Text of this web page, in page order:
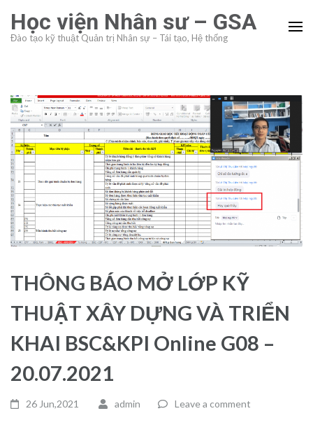
content
Học viện Nhân sư – GSA
Đào tạo kỹ thuật Quản trị Nhân sự – Tái tạo, Hệ thống
THÔNG BÁO MỞ LỚP KỸ
THUẬT XÂY DỰNG VÀ TRIỂN
KHAI BSC&KPI Online G08 –
20.07.2021
26 Jun,2021 admin Leave a comment